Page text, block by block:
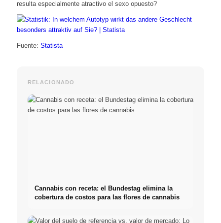
resulta especialmente atractivo el sexo opuesto?
Fuente: Statista
RELACIONADO
Cannabis con receta: el Bundestag elimina la
cobertura de costos para las flores de cannabis